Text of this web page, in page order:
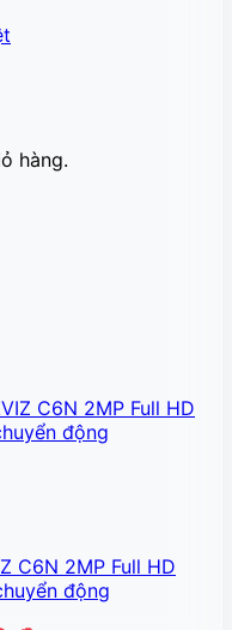
hàng.
C6N 2MP Full HD
động